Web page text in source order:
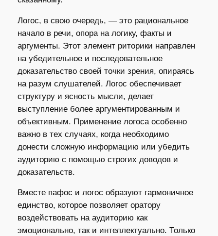
Логос, в свою очередь, — это рациональное
начало в речи, опора на логику, факты и
аргументы. Этот элемент риторики направлен
на убедительное и последовательное
доказательство своей точки зрения, опираясь
на разум слушателей. Логос обеспечивает
структуру и ясность мысли, делает
выступление более аргументированным и
объективным. Применение логоса особенно
важно в тех случаях, когда необходимо
донести сложную информацию или убедить
аудиторию с помощью строгих доводов и
доказательств.
Вместе пафос и логос образуют гармоничное
единство, которое позволяет оратору
воздействовать на аудиторию как
эмоционально, так и интеллектуально. Только